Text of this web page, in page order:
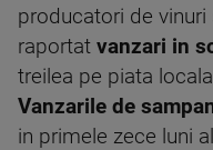
producatori de
raportat vanzari in
treilea pe piata
Vanzarile de
in primele zece luni